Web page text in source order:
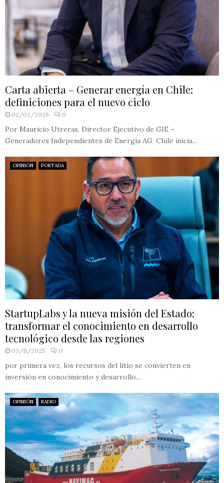
Carta abierta – Generar energía en Chile:
definiciones para el nuevo ciclo
02/02/2026 0
Por Mauricio Utreras, Director Ejecutivo de GIE –
Generadores Independientes de Energía AG. Chile inicia...
OPINIÓN PORTADA
StartupLabs y la nueva misión del Estado:
transformar el conocimiento en desarrollo
tecnológico desde las regiones
03/11/2025 0
por primera vez, los recursos del litio se convierten en
inversión en conocimiento y desarrollo...
OPINIÓN RADIO